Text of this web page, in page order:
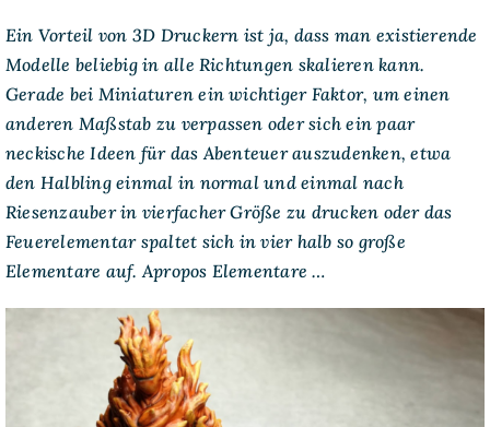
Ein Vorteil von 3D Druckern ist ja, dass man existierende
Modelle beliebig in alle Richtungen skalieren kann.
Gerade bei Miniaturen ein wichtiger Faktor, um einen
anderen Maßstab zu verpassen oder sich ein paar
neckische Ideen für das Abenteuer auszudenken, etwa
den Halbling einmal in normal und einmal nach
Riesenzauber in vierfacher Größe zu drucken oder das
Feuerelementar spaltet sich in vier halb so große
Elementare auf. Apropos Elementare …